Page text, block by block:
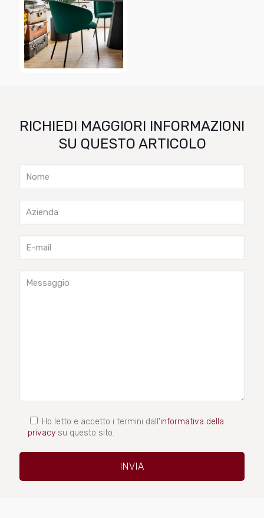
RICHIEDI MAGGIORI INFORMAZIONI
SU QUESTO ARTICOLO
Ho letto e accetto i termini dall'informativa della
privacy su questo sito.